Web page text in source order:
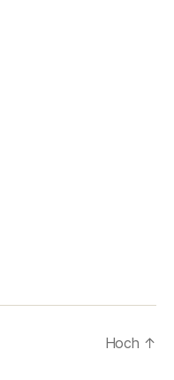
Hoch ↑